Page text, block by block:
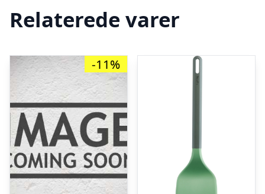
Relaterede varer
-11%